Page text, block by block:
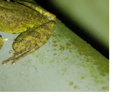
黑色，鳥友們說像掛了黑色
的白眉。牠的嘴巴顏色也很
彎刀。但想要親眼見到牠，
生性機警，又怕人，總是在
裡躲起來。之所以說
的翅膀短又圓，所以飛不
個好選擇。既然不擅長飛，
森林底層、灌叢、